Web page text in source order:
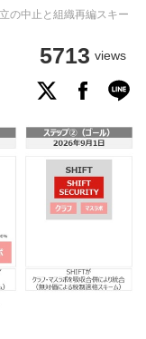
の中止と組織再編スキー
5713 views